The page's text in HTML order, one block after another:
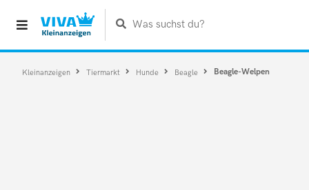
Was suchst du?
Kleinanzeigen Tiermarkt Hunde Beagle Beagle-Welpen